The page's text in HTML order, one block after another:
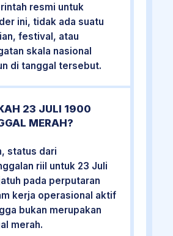
resmi untuk
ini, tidak ada suatu
festival, atau
skala nasional
di tanggal tersebut.
23 JULI 1900
MERAH?
status dari
riil untuk 23 Juli
pada perputaran
kerja operasional aktif
bukan merupakan
merah.